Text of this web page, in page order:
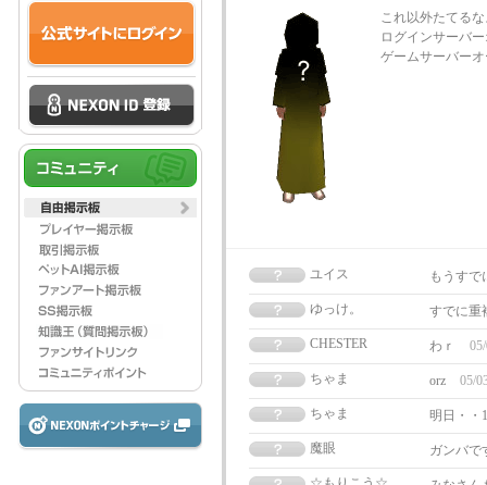
これ以外たてる
ログインサーバ
ゲームサーバー
ユイス もうすで
ゆっけ。 すでに重
CHESTER わｒ
ちゃま orz 05/
ちゃま 明日・・
魔眼 ガンバで